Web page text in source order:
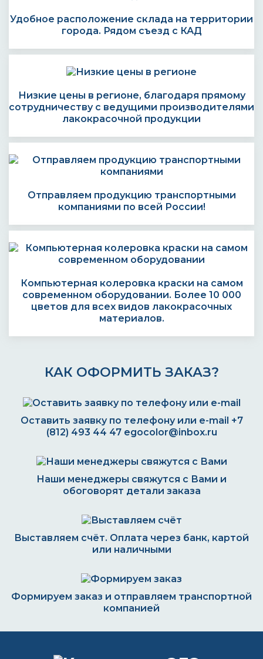
Удобное расположение склада на территории
города. Рядом съезд с КАД
Низкие цены в регионе, благодаря прямому
сотрудничеству с ведущими производителями
лакокрасочной продукции
Отправляем продукцию транспортными
компаниями по всей России!
Компьютерная колеровка краски на самом
современном оборудовании. Более 10 000
цветов для всех видов лакокрасочных
материалов.
КАК ОФОРМИТЬ ЗАКАЗ?
Оставить заявку по телефону или e-mail +7
(812) 493 44 47 egocolor@inbox.ru
Наши менеджеры свяжутся с Вами и
обоговорят детали заказа
Выставляем счёт. Оплата через банк, картой
или наличными
Формируем заказ и отправляем транспортной
компанией